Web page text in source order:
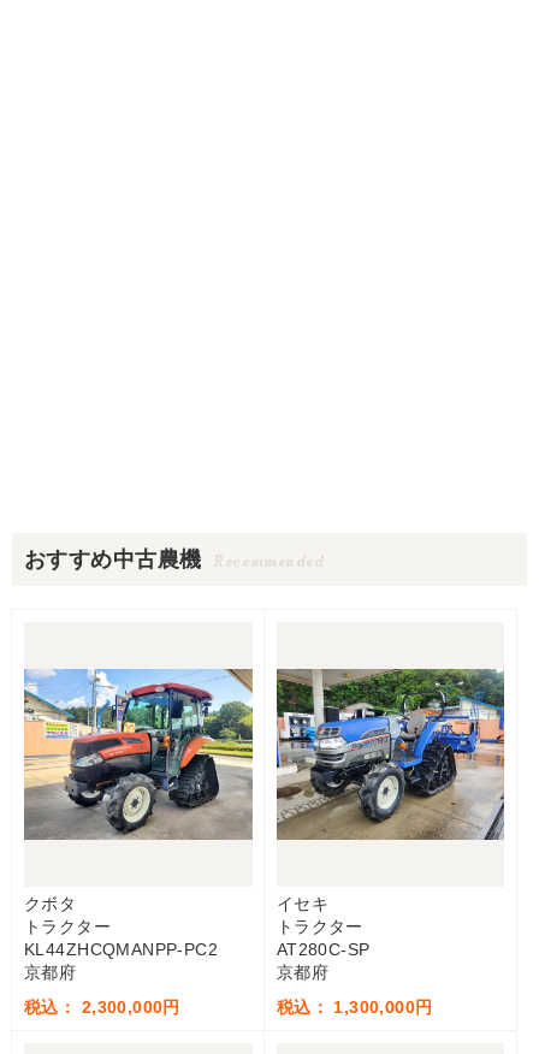
おすすめ中古農機 Recommended
クボタ
トラクター
KL44ZHCQMANPP-PC2
京都府
税込： 2,300,000円
イセキ
トラクター
AT280C-SP
京都府
税込： 1,300,000円